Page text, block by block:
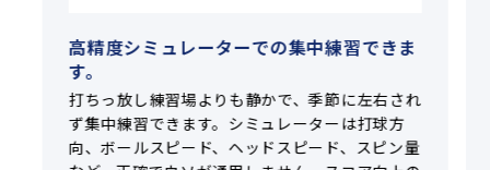
高精度シミュレーターでの集中練習できま
す。
打ちっ放し練習場よりも静かで、季節に左右され
ず集中練習できます。シミュレーターは打球方
向、ボールスピード、ヘッドスピード、スピン量